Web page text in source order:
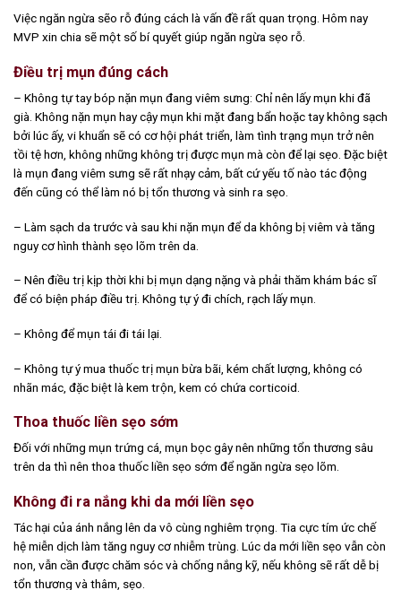
Việc ngăn ngừa sẽo rỗ đúng cách là vấn đề rất quan trọng. Hôm nay
MVP xin chia sẽ một số bí quyết giúp ngăn ngừa sẹo rỗ.
Điều trị mụn đúng cách
– Không tự tay bóp nặn mụn đang viêm sưng: Chỉ nên lấy mụn khi đã
già. Không nặn mụn hay cậy mụn khi mặt đang bẩn hoặc tay không sạch
bởi lúc ấy, vi khuẩn sẽ có cơ hội phát triển, làm tình trạng mụn trở nên
tồi tệ hơn, không những không trị được mụn mà còn để lại sẹo. Đặc biệt
là mụn đang viêm sưng sẽ rất nhạy cảm, bất cứ yếu tố nào tác động
đến cũng có thể làm nó bị tổn thương và sinh ra sẹo.
– Làm sạch da trước và sau khi nặn mụn để da không bị viêm và tăng
nguy cơ hình thành sẹo lõm trên da.
– Nên điều trị kịp thời khi bị mụn dạng nặng và phải thăm khám bác sĩ
để có biện pháp điều trị. Không tự ý đi chích, rạch lấy mụn.
– Không để mụn tái đi tái lại.
– Không tự ý mua thuốc trị mụn bừa bãi, kém chất lượng, không có
nhãn mác, đặc biệt là kem trộn, kem có chứa corticoid.
Thoa thuốc liền sẹo sớm
Đối với những mụn trứng cá, mụn bọc gây nên những tổn thương sâu
trên da thì nên thoa thuốc liền sẹo sớm để ngăn ngừa sẹo lõm.
Không đi ra nắng khi da mới liền sẹo
Tác hại của ánh nắng lên da vô cùng nghiêm trọng. Tia cực tím ức chế
hệ miễn dịch làm tăng nguy cơ nhiễm trùng. Lúc da mới liền sẹo vẫn còn
non, vẫn cần được chăm sóc và chống nắng kỹ, nếu không sẽ rất dễ bị
tổn thương và thâm, sẹo.